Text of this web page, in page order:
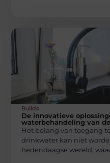
Builds
De innovatieve
waterbehandeling van
Het belang van toegang
drinkwater kan niet
hedendaagse wereld,